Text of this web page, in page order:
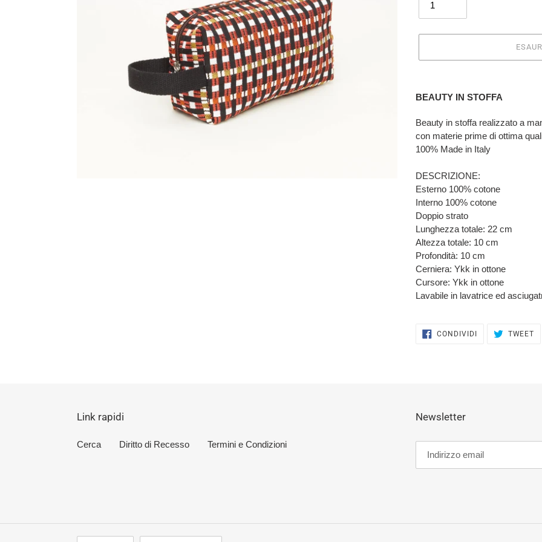
del
nel
BEAUTY IN STOFFA
Beauty in stoffa realizzato a
con materie prime di ottima
100% Made in Italy
DESCRIZIONE:
Esterno 100% cotone
Interno 100% cotone
Doppio strato
Lunghezza totale: 22 cm
Altezza totale: 10 cm
Profondità: 10 cm
Cerniera: Ykk in ottone
Cursore: Ykk in ottone
Lavabile in lavatrice ed
CONDIVIDICONDIVIDI
SU
TWEET
Link rapidi
Cerca Diritto di Recesso Termini e Condizioni
Newsletter